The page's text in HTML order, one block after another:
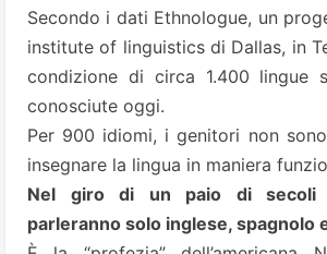
Secondo i dati Ethnologue, un
institute of linguistics di Dallas, in
condizione di circa 1.400 lingue
conosciute oggi.
Per 900 idiomi, i genitori non
insegnare la lingua in maniera
Nel giro di un paio di secoli
parleranno solo inglese, spagnolo